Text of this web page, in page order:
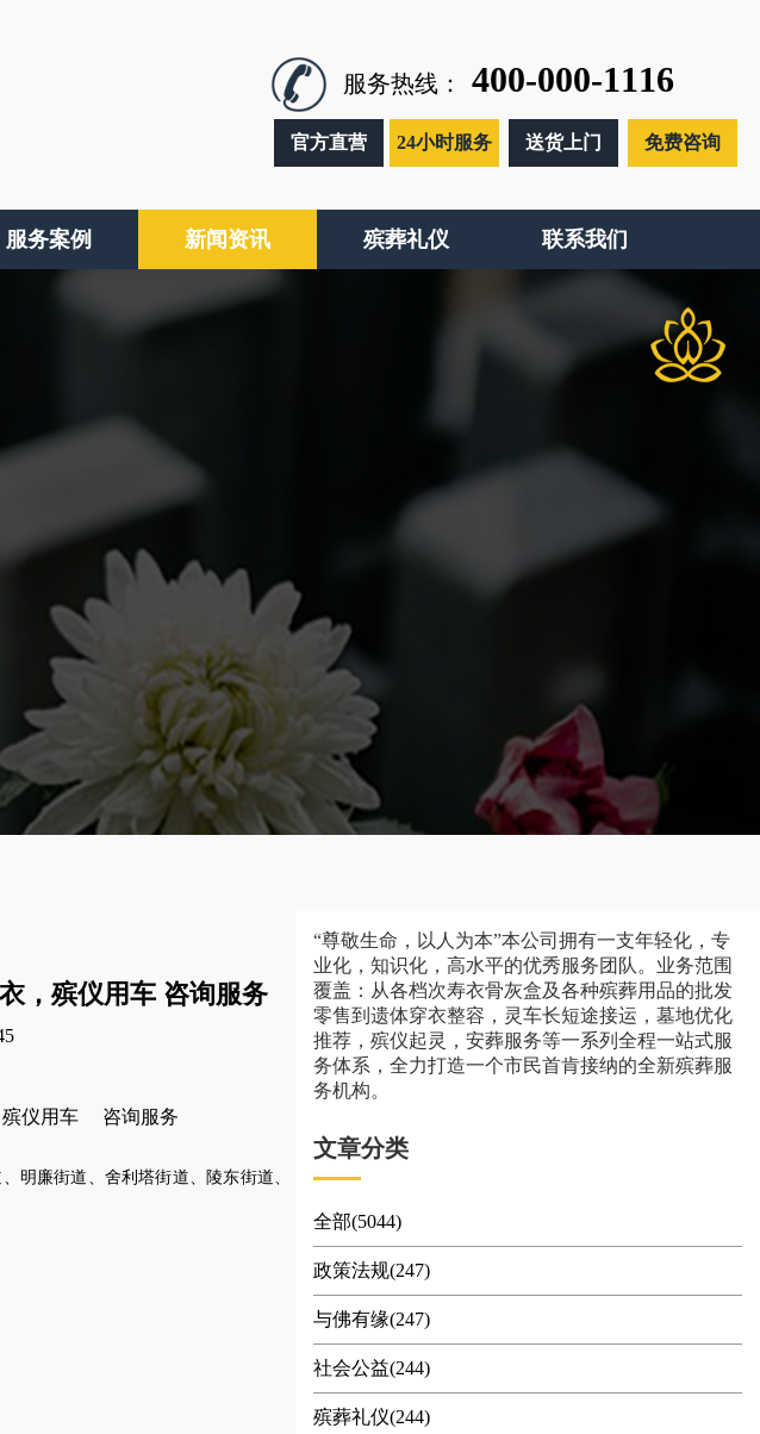
服务热线： 400-000-1116
官方直营 24小时服务 送货上门 免费咨询
服务案例 新闻资讯 殡葬礼仪 联系我们
，殡仪用车 咨询服务
殡仪用车 咨询服务
明廉街道、舍利塔街道、陵东街道、
“尊敬生命，以人为本”本公司拥有一支年轻化，专
业化，知识化，高水平的优秀服务团队。业务范围
覆盖：从各档次寿衣骨灰盒及各种殡葬用品的批发
零售到遗体穿衣整容，灵车长短途接运，墓地优化
推荐，殡仪起灵，安葬服务等一系列全程一站式服
务体系，全力打造一个市民首肯接纳的全新殡葬服
务机构。
文章分类
全部(5044)
政策法规(247)
与佛有缘(247)
社会公益(244)
殡葬礼仪(244)